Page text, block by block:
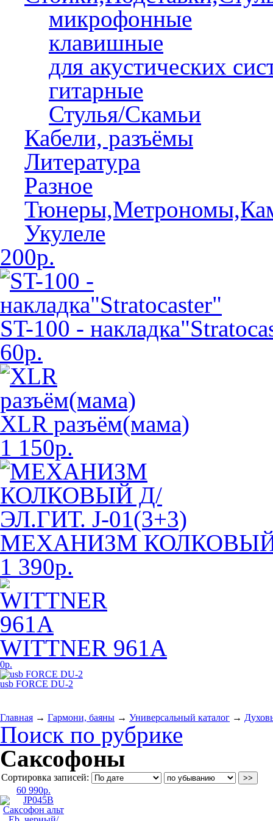
микрофонные
клавишные
для акустических
гитарные
Стулья/Скамьи
Кабели, разъёмы
Литература
Разное
Укулеле
200р.
ST-100 -
60р.
XLR разъём(мама)
1 150р.
МЕХАНИЗМ КОЛКОВЫЙ
1 390р.
WITTNER 961А
0р.
usb FORCE DU-2
Главная → Гармони, баяны → Универсальный каталог →
Поиск по рубрике
Саксофоны
Сортировка записей:
60 990р.